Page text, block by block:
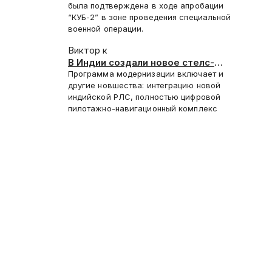
была подтверждена в ходе апробации
“КУБ-2” в зоне проведения специальной
военной операции.
Виктор к
В Индии создали новое стелс-
покрытие для Су-30СМ
Программа модернизации включает и
другие новшества: интеграцию новой
индийской РЛС, полностью цифровой
пилотажно-навигационный комплекс